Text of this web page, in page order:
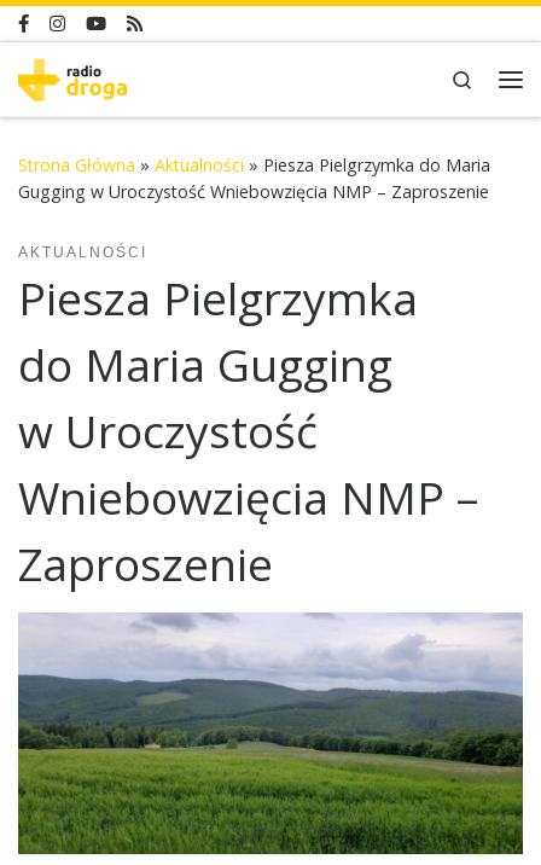
Skip to content
Search
Strona Główna » Aktualności » Piesza Pielgrzymka do Maria
Gugging w Uroczystość Wniebowzięcia NMP – Zaproszenie
AKTUALNOŚCI
Piesza Pielgrzymka
do Maria Gugging
w Uroczystość
Wniebowzięcia NMP –
Zaproszenie